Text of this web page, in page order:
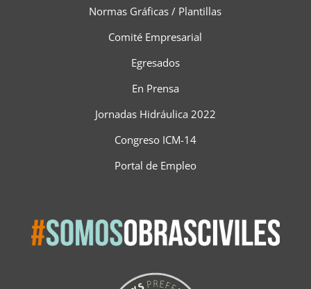
Normas Gráficas / Plantillas
Comité Empresarial
Egresados
En Prensa
Jornadas Hidráulica 2022
Congreso ICM-14
Portal de Empleo